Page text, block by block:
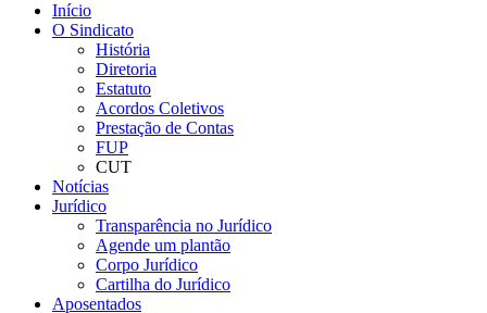
Início
O Sindicato
História
Diretoria
Estatuto
Acordos Coletivos
Prestação de Contas
FUP
CUT
Notícias
Jurídico
Transparência no Jurídico
Agende um plantão
Corpo Jurídico
Cartilha do Jurídico
Aposentados